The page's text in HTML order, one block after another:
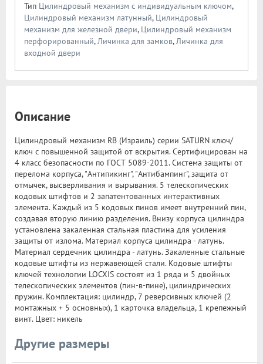
Тип Цилиндровый механизм с индивидуальным ключом,
Цилиндровый механизм латунный, Цилиндровый
механизм для железной двери, Цилиндровый механизм
перфорированный,Личинка для замков,Личинка для
входной двери
Описание
Цилиндровый механизм RB (Израиль) серии SATURN ключ/
ключ с повышенной защитой от вскрытия. Сертифицирован на
4 класс безопасности по ГОСТ 5089-2011. Система защиты от
перелома корпуса, "Антипикинг", "Антибампинг", защита от
отмычек, высверливания и вырывания. 5 телескопических
кодовых штифтов и 2 запатентованных интерактивных
элемента. Каждый из 5 кодовых пинов имеет внутренний пин,
создавая вторую линию разделения. Внизу корпуса цилиндра
установлена закаленная стальная пластина для усиления
защиты от излома. Материал корпуса цилиндра - латунь.
Материал сердечник цилиндра - латунь. Закаленные стальные
кодовые штифты из нержавеющей стали. Кодовые штифты
ключей технологии LOCXIS состоят из 1 ряда и 5 двойных
телескопических элементов (пин-в-пине), цилиндрических
пружин. Комплектация: цилиндр, 7 реверсивных ключей (2
монтажных + 5 основных), 1 карточка владельца, 1 крепежный
винт. Цвет: никель
Другие размеры